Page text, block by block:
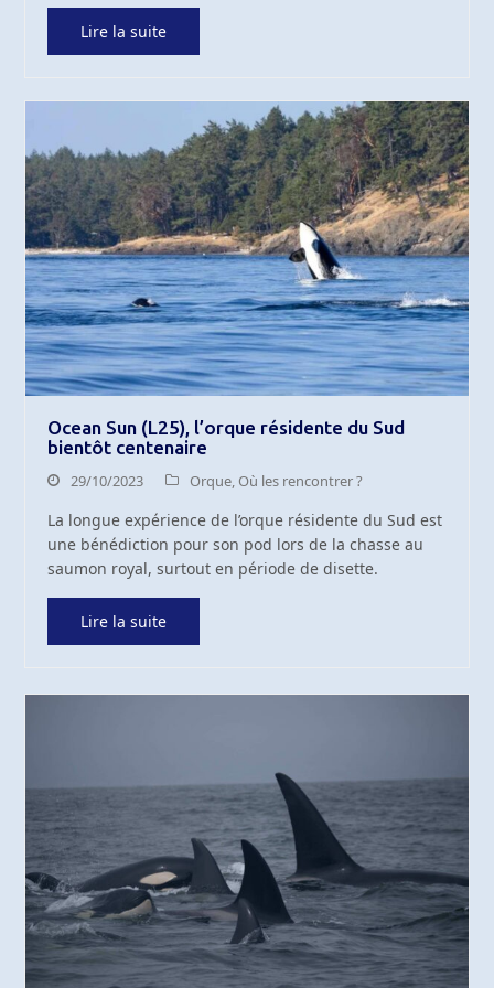
Lire la suite
Ocean Sun (L25), l’orque résidente du Sud
bientôt centenaire
29/10/2023 Orque,Où les rencontrer ?
La longue expérience de l’orque résidente du Sud est
une bénédiction pour son pod lors de la chasse au
saumon royal, surtout en période de disette.
Lire la suite